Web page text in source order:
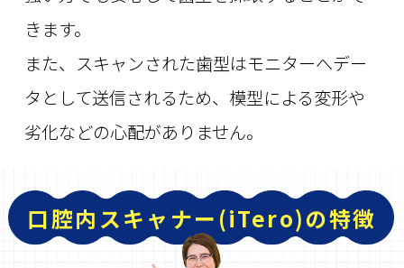
きます。
また、スキャンされた歯型はモニターへデー
タとして送信されるため、模型による変形や
劣化などの心配がありません。
口腔内スキャナー(iTero)の特徴